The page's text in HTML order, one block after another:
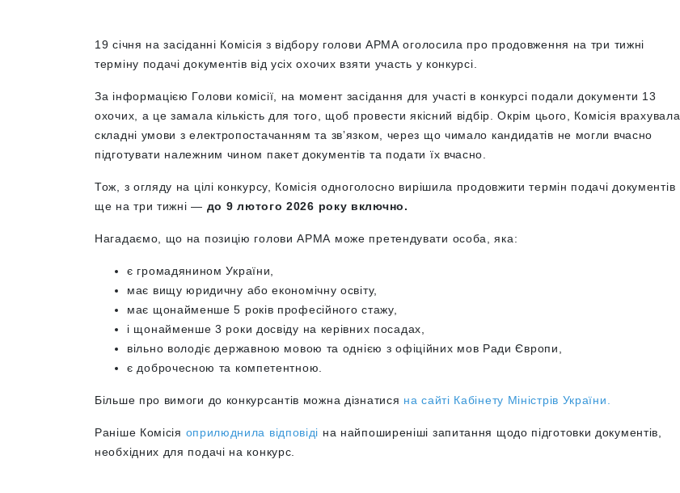
19 січня на засіданні Комісія з відбору голови АРМА оголосила про продовження на три тижні
терміну подачі документів від усіх охочих взяти участь у конкурсі.
За інформацією Голови комісії, на момент засідання для участі в конкурсі подали документи 13
охочих, а це замала кількість для того, щоб провести якісний відбір. Окрім цього, Комісія врахувала
складні умови з електропостачанням та звʼязком, через що чимало кандидатів не могли вчасно
підготувати належним чином пакет документів та подати їх вчасно.
Тож, з огляду на цілі конкурсу, Комісія одноголосно вирішила продовжити термін подачі документів
ще на три тижні — до 9 лютого 2026 року включно.
Нагадаємо, що на позицію голови АРМА може претендувати особа, яка:
є громадянином України,
має вищу юридичну або економічну освіту,
має щонайменше 5 років професійного стажу,
і щонайменше 3 роки досвіду на керівних посадах,
вільно володіє державною мовою та однією з офіційних мов Ради Європи,
є доброчесною та компетентною.
Більше про вимоги до конкурсантів можна дізнатися на сайті Кабінету Міністрів України.
Раніше Комісія оприлюднила відповіді на найпоширеніші запитання щодо підготовки документів,
необхідних для подачі на конкурс.